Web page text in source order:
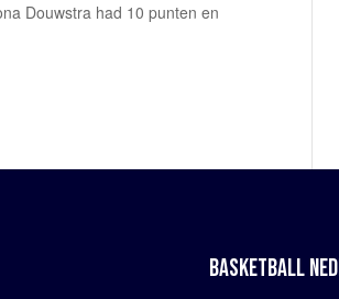
Douwstra had 10 punten en
BASKETBALL